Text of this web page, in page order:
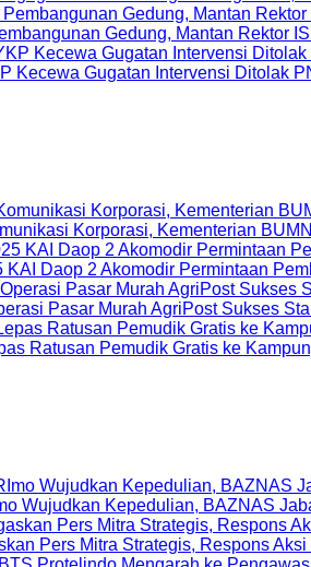
Gedung, Mantan Rektor
Kecewa Gugatan Intervensi Ditolak
Korporasi, Kementerian
KAI Daop 2 Akomodir Permintaan
Pasar Murah AgriPost Sukses
Ratusan Pemudik Gratis ke
Wujudkan Kepedulian, BAZNAS
Pers Mitra Strategis, Respons